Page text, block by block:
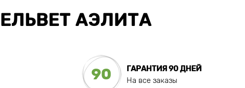
АЭЛИТА
90
ГАРАНТИЯ 90 ДНЕЙ
На все заказы